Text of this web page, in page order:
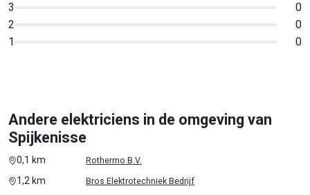
3
0
2
0
1
0
Andere elektriciens in de omgeving van
Spijkenisse
0,1 km Rothermo B.V.
1,2 km Bros Elektrotechniek Bedrijf